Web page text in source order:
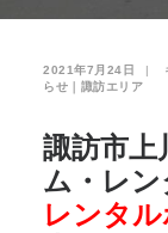
2021年7月24日 |
らせ｜諏訪エリア
諏訪市上
ム・レ
レンタル